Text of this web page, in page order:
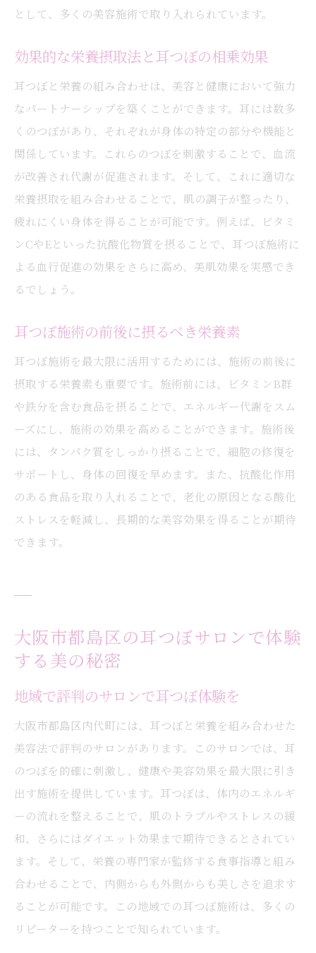
耳つぼ施術が受けられる大阪市の隠れ家サ
耳つぼ体験を通じて得られるプライベート
空間の魅力
選ばれる大阪市の耳つぼサロンの特徴
耳つぼが導く新しい美容の可能性
耳つぼが拓く未来の美容法
耳つぼ施術を活用した最新美容トレンド
耳つぼによる美容業界への影響
耳つぼの効果を引き出す新しい施術法
耳つぼが導く個々の美しさの可能性
として、多くの美容施術で取り入れられています。
効果的な栄養摂取法と耳つぼの相乗効果
耳つぼと栄養の組み合わせは、美容と健康において強力
なパートナーシップを築くことができます。耳には数多
くのつぼがあり、それぞれが身体の特定の部分や機能と
関係しています。これらのつぼを刺激することで、血流
が改善され代謝が促進されます。そして、これに適切な
栄養摂取を組み合わせることで、肌の調子が整ったり、
疲れにくい身体を得ることが可能です。例えば、ビタミ
ンCやEといった抗酸化物質を摂ることで、耳つぼ施術に
よる血行促進の効果をさらに高め、美肌効果を実感でき
るでしょう。
耳つぼ施術の前後に摂るべき栄養素
耳つぼ施術を最大限に活用するためには、施術の前後に
摂取する栄養素も重要です。施術前には、ビタミンB群
や鉄分を含む食品を摂ることで、エネルギー代謝をスム
ーズにし、施術の効果を高めることができます。施術後
には、タンパク質をしっかり摂ることで、細胞の修復を
サポートし、身体の回復を早めます。また、抗酸化作用
のある食品を取り入れることで、老化の原因となる酸化
ストレスを軽減し、長期的な美容効果を得ることが期待
できます。
大阪市都島区の耳つぼサロンで体験
する美の秘密
地域で評判のサロンで耳つぼ体験を
大阪市都島区内代町には、耳つぼと栄養を組み合わせた
美容法で評判のサロンがあります。このサロンでは、耳
のつぼを的確に刺激し、健康や美容効果を最大限に引き
出す施術を提供しています。耳つぼは、体内のエネルギ
ーの流れを整えることで、肌のトラブルやストレスの緩
和、さらにはダイエット効果まで期待できるとされてい
ます。そして、栄養の専門家が監修する食事指導と組み
合わせることで、内側からも外側からも美しさを追求す
ることが可能です。この地域での耳つぼ施術は、多くの
リピーターを持つことで知られています。